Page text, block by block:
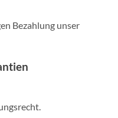
Bezahlung unser